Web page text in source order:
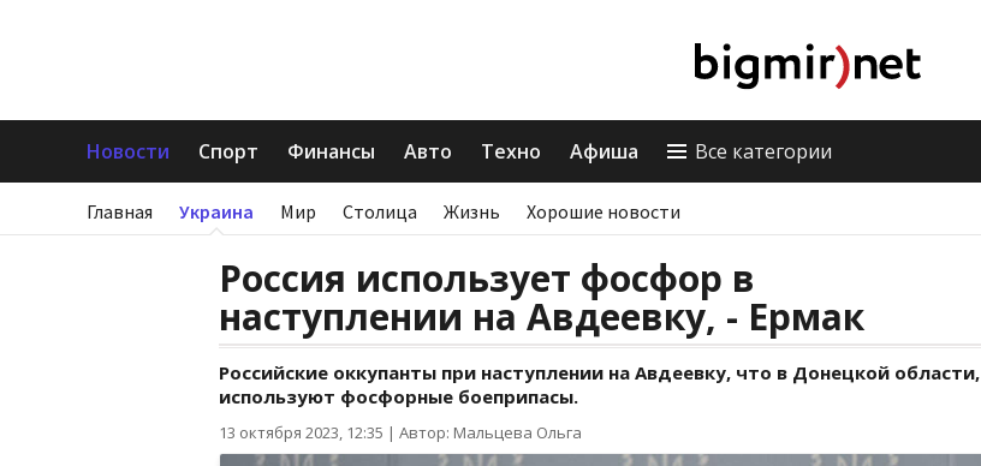
Новости Спорт Финансы Авто Техно Афиша Все категории
Главная Украина Мир Столица Жизнь Хорошие новости
Россия использует фосфор в
наступлении на Авдеевку, - Ермак
Российские оккупанты при наступлении на Авдеевку, что в Донецкой области,
используют фосфорные боеприпасы.
13 октября 2023, 12:35 | Автор: Мальцева Ольга